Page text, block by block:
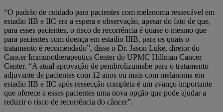
“O padrão de cuidado para pacientes com melanoma ressecável em
estadio IIB e IIC era a espera e observação, apesar do fato de que,
para esses pacientes, o risco de recorrência é quase o mesmo que
para pacientes com doença em estadio IIIB, para os quais o
tratamento é recomendado”, disse o Dr. Jason Luke, diretor do
Cancer Immunotherapeutics Center do UPMC Hillman Cancer
Center. “A atual aprovação de pembrolizumabe para o tratamento
adjuvante de pacientes com 12 anos ou mais com melanoma em
estadio IIB e IIC após ressecção completa é um avanço importante
que oferece a esses pacientes uma nova opção que pode ajudar a
reduzir o risco de recorrência do câncer”.